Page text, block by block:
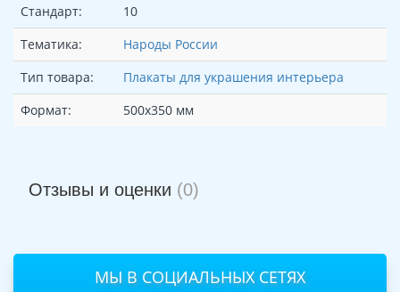
Стандарт:
10
Тематика:
Народы России
Тип товара:
Плакаты для украшения интерьера
Формат:
500х350 мм
Отзывы и оценки (0)
МЫ В СОЦИАЛЬНЫХ СЕТЯХ